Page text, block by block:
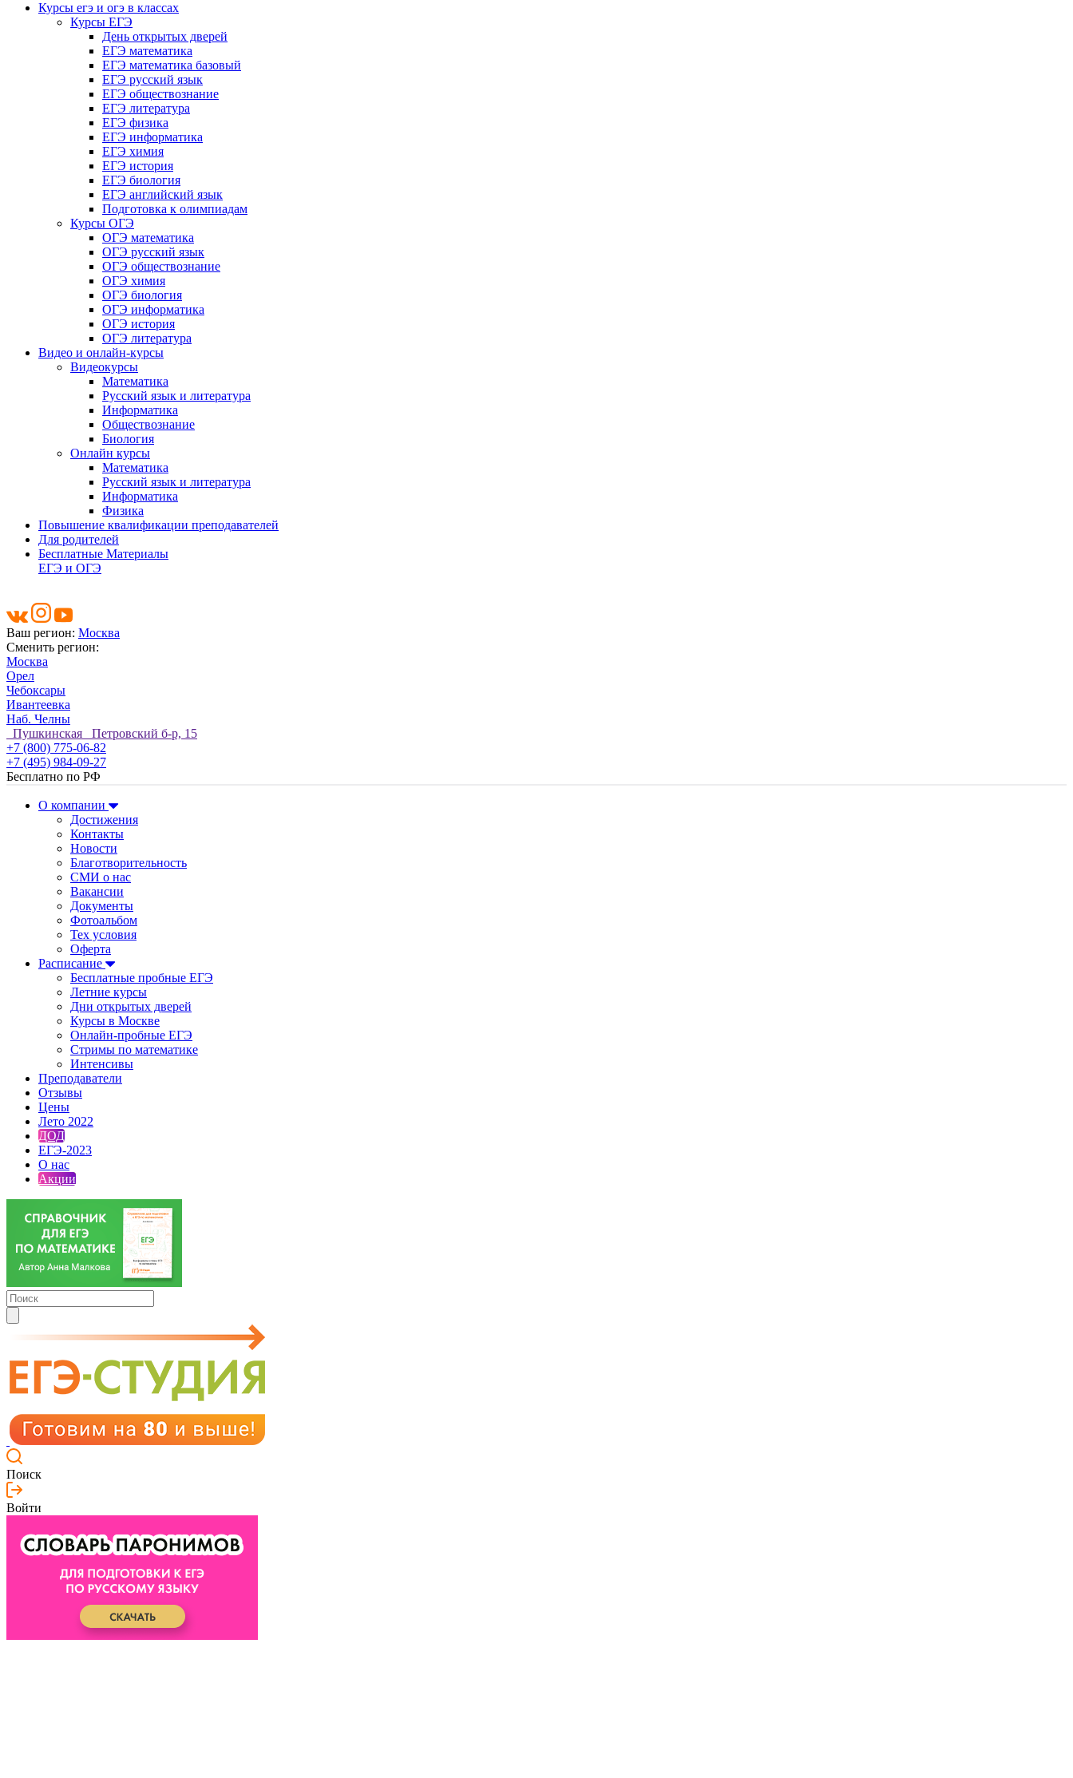
Курсы егэ и огэ в классах
Курсы ЕГЭ
День открытых дверей
ЕГЭ математика
ЕГЭ математика базовый
ЕГЭ русский язык
ЕГЭ обществознание
ЕГЭ литература
ЕГЭ физика
ЕГЭ информатика
ЕГЭ химия
ЕГЭ история
ЕГЭ биология
ЕГЭ английский язык
Подготовка к олимпиадам
Курсы ОГЭ
ОГЭ математика
ОГЭ русский язык
ОГЭ обществознание
ОГЭ химия
ОГЭ биология
ОГЭ информатика
ОГЭ история
ОГЭ литература
Видео и онлайн-курсы
Видеокурсы
Математика
Русский язык и литература
Информатика
Обществознание
Биология
Онлайн курсы
Математика
Русский язык и литература
Информатика
Физика
Повышение квалификации преподавателей
Для родителей
Бесплатные Материалы
ЕГЭ и ОГЭ
Ваш регион: Москва
Сменить регион:
Москва
Орел
Чебоксары
Ивантеевка
Наб. Челны
Пушкинская Петровский б-р, 15
+7 (800) 775-06-82
+7 (495) 984-09-27
Бесплатно по РФ
О компании
Достижения
Контакты
Новости
Благотворительность
СМИ о нас
Вакансии
Документы
Фотоальбом
Тех условия
Оферта
Расписание
Бесплатные пробные ЕГЭ
Летние курсы
Дни открытых дверей
Курсы в Москве
Онлайн-пробные ЕГЭ
Стримы по математике
Интенсивы
Преподаватели
Отзывы
Цены
Лето 2022
ДОД
ЕГЭ-2023
О нас
Акции
Поиск
Войти